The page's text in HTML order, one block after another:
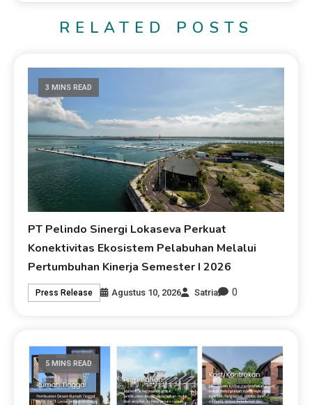
RELATED POSTS
3 MINS READ
PT Pelindo Sinergi Lokaseva Perkuat
Konektivitas Ekosistem Pelabuhan Melalui
Pertumbuhan Kinerja Semester I 2026
Press Release Agustus 10, 2026 Satria 0
5 MINS READ